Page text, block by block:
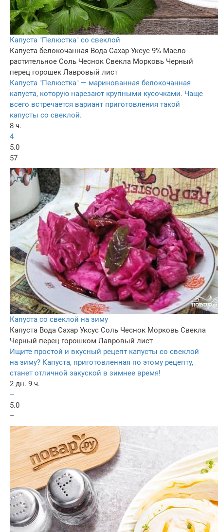
Капуста "Пелюстка" со свеклой
Капуста белокочанная Вода Сахар Уксус 9% Масло
растительное Соль Чеснок Свекла Морковь Черный
перец горошек Лавровый лист
Капуста "Пелюстка" — маринованная белокочанная
капуста, которую нарезают крупными кусочками. Чаще
всего встречается вариант приготовления такой
капусты со свеклой.
8 ч.
4
5.0
57
Капуста со свеклой на зиму
Капуста Вода Сахар Уксус Соль Чеснок Морковь Свекла
Черный перец горошком Лавровый лист
Ищите простой и вкусный рецепт капусты со свеклой
на зиму? Капуста, приготовленная по этому рецепту,
станет отличной закуской в зимнее время!
2 дн. 9 ч.
–
5.0
–